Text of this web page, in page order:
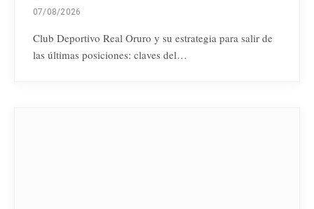
07/08/2026
Club Deportivo Real Oruro y su estrategia para salir de
las últimas posiciones: claves del…